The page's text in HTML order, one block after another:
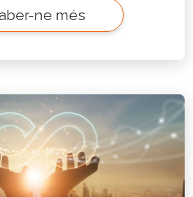
ne més